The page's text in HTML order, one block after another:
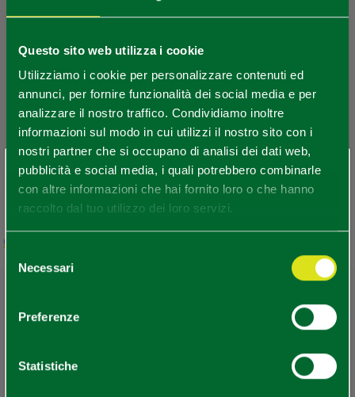
Questo sito web utilizza i cookie
Utilizziamo i cookie per personalizzare contenuti ed
annunci, per fornire funzionalità dei social media e per
analizzare il nostro traffico. Condividiamo inoltre
informazioni sul modo in cui utilizzi il nostro sito con i
nostri partner che si occupano di analisi dei dati web,
pubblicità e social media, i quali potrebbero combinarle
con altre informazioni che hai fornito loro o che hanno
raccolto dal tuo utilizzo dei loro servizi.
delNecessari
Preferenze
Statistiche
OpenStreetMap
×
Sei arrivato in ritardo...